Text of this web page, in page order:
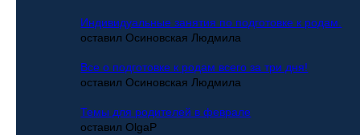
Индивидуальные занятия по подготовке к родам.
оставил Осиновская Людмила
Все о подготовке к родам всего за три дня!
оставил Осиновская Людмила
Темы для родителей в феврале
оставил OlgaP